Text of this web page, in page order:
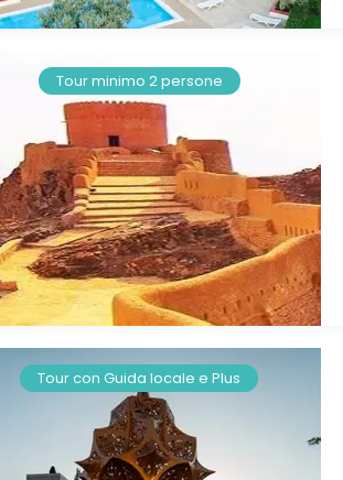
Tour minimo 2 persone
Tour con Guida locale e Plus